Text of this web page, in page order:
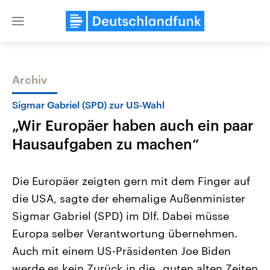
Close
Themen
Landtagswahl Sachsen-Anhalt
2026
Alle Informationen
Sachsen-Anhalt wählt am 6.
September 2026 einen neuen
Landtag. Seit 2021 wird das
Bundesland von einer Koalition aus
USA
Aktuelle Beiträge,
Hintergründe
Wirtschaftlich und
gehören die Vereinigten
den mächtigsten Ländern
mit großem Einfluss auf
Archiv
Sigmar Gabriel (SPD) zur US-Wahl
„Wir Europäer haben auch ein paar
Hausaufgaben zu machen“
Die Europäer zeigten gern mit dem Finger auf
die USA, sagte der ehemalige Außenminister
Sigmar Gabriel (SPD) im Dlf. Dabei müsse
Europa selber Verantwortung übernehmen.
Auch mit einem US-Präsidenten Joe Biden